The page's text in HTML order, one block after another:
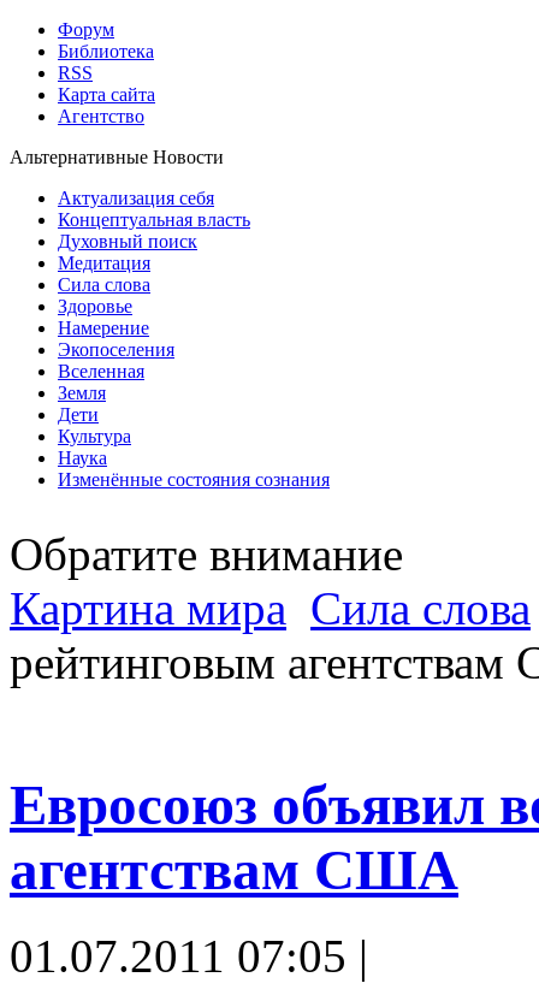
Форум
Библиотека
RSS
Карта сайта
Агентство
Альтернативные Новости
Актуализация себя
Концептуальная власть
Духовный поиск
Медитация
Сила слова
Здоровье
Намерение
Экопоселения
Вселенная
Земля
Дети
Культура
Наука
Изменённые состояния сознания
Обратите внимание
Картина мира Сила слова
рейтинговым
Евросоюз объявил
агентствам США
01.07.2011 07:05 |